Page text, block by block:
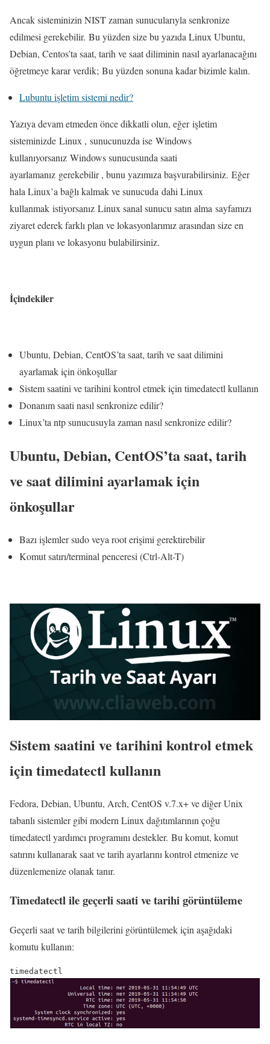
Ancak sisteminizin NIST zaman sunucularıyla senkronize
edilmesi gerekebilir. Bu yüzden size bu yazıda Linux Ubuntu,
Debian, Centos’ta saat, tarih ve saat diliminin nasıl ayarlanacağını
öğretmeye karar verdik; Bu yüzden sonuna kadar bizimle kalın.
Lubuntu işletim sistemi nedir?
Yazıya devam etmeden önce dikkatli olun, eğer işletim
sisteminizde Linux , sunucunuzda ise Windows
kullanıyorsanız Windows sunucusunda saati
ayarlamanız gerekebilir , bunu yazımıza başvurabilirsiniz. Eğer
hala Linux’a bağlı kalmak ve sunucuda dahi Linux
kullanmak istiyorsanız Linux sanal sunucu satın alma sayfamızı
ziyaret ederek farklı plan ve lokasyonlarımız arasından size en
uygun planı ve lokasyonu bulabilirsiniz.
İçindekiler
Ubuntu, Debian, CentOS’ta saat, tarih ve saat dilimini
ayarlamak için önkoşullar
Sistem saatini ve tarihini kontrol etmek için timedatectl kullanın
Donanım saati nasıl senkronize edilir?
Linux’ta ntp sunucusuyla zaman nasıl senkronize edilir?
Ubuntu, Debian, CentOS’ta saat, tarih
ve saat dilimini ayarlamak için
önkoşullar
Bazı işlemler sudo veya root erişimi gerektirebilir
Komut satırı/terminal penceresi (Ctrl-Alt-T)
Sistem saatini ve tarihini kontrol etmek
için timedatectl kullanın
Fedora, Debian, Ubuntu, Arch, CentOS v.7.x+ ve diğer Unix
tabanlı sistemler gibi modern Linux dağıtımlarının çoğu
timedatectl yardımcı programını destekler. Bu komut, komut
satırını kullanarak saat ve tarih ayarlarını kontrol etmenize ve
düzenlemenize olanak tanır.
Timedatectl ile geçerli saati ve tarihi görüntüleme
Geçerli saat ve tarih bilgilerini görüntülemek için aşağıdaki
komutu kullanın: